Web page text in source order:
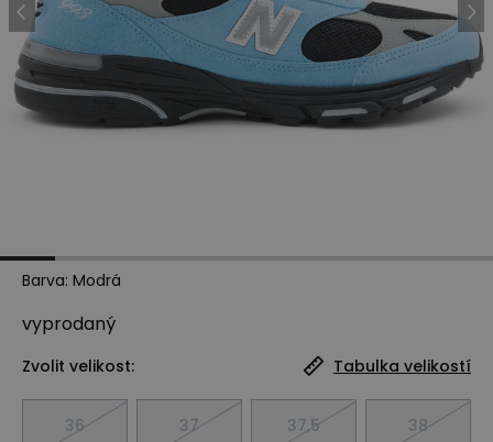
Barva: Modrá
vyprodaný
Zvolit velikost: Tabulka velikostí
36 37 37,5 38